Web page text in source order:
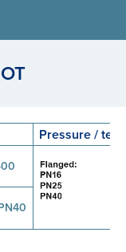
Pressure /